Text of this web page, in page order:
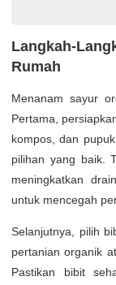
Langkah-
Rumah
Menanam sayur
Pertama,
kompos, dan
pilihan yang baik.
meningkatkan
untuk mencegah
Selanjutnya, pilih
pertanian organik
Pastikan bibit